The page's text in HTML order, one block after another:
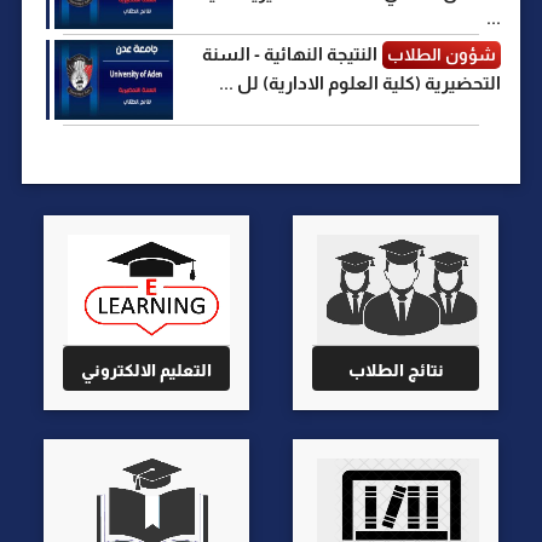
...
شؤون الطلاب
النتيجة النهائية - السنة
التحضيرية (كلية العلوم الادارية) لل ...
نتائج الطلاب التعليم الالكتروني